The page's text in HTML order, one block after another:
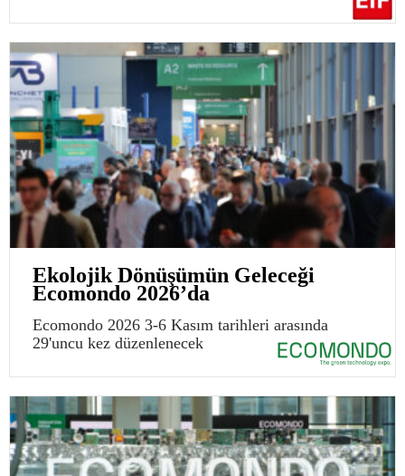
Ekolojik Dönüşümün Geleceği
Ecomondo 2026’da
Ecomondo 2026 3-6 Kasım tarihleri arasında
29'uncu kez düzenlenecek